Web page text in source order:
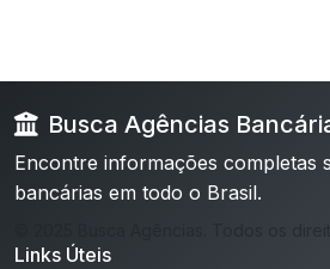
Busca Agências
Encontre informações completas
bancárias em todo o Brasil.
© 2025 Busca Agências. Todos os
Links Úteis